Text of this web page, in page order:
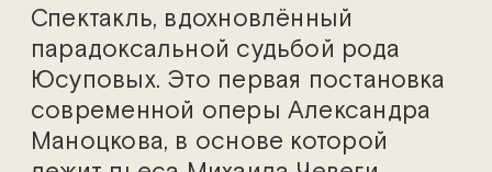
Спектакль, вдохновлённый
парадоксальной судьбой рода
Юсуповых. Это первая постановка
современной оперы Александра
Маноцкова, в основе которой